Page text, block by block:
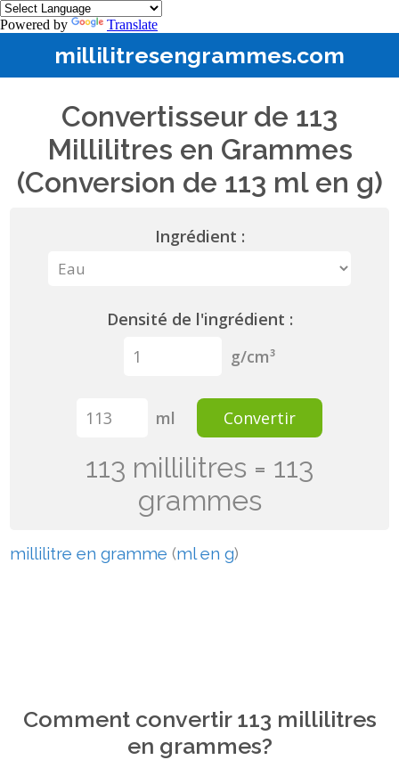
Powered by Translate
millilitresengrammes.com
Convertisseur de 113
Millilitres en Grammes
(Conversion de 113 ml en g)
Ingrédient :
Densité de l'ingrédient :
g/cm³
ml Convertir
113 millilitres = 113
grammes
millilitre en gramme (ml en g)
Comment convertir 113 millilitres
en grammes?